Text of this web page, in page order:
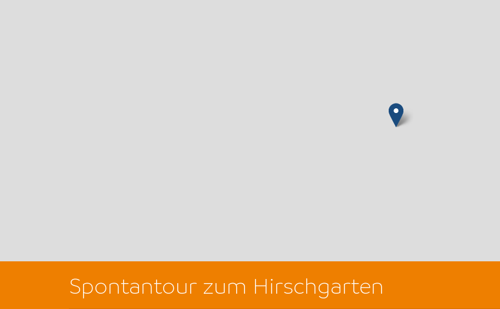
Spontantour zum Hirschgarten